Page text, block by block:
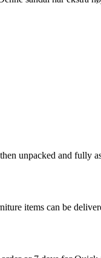
unpacked and fully
items can be